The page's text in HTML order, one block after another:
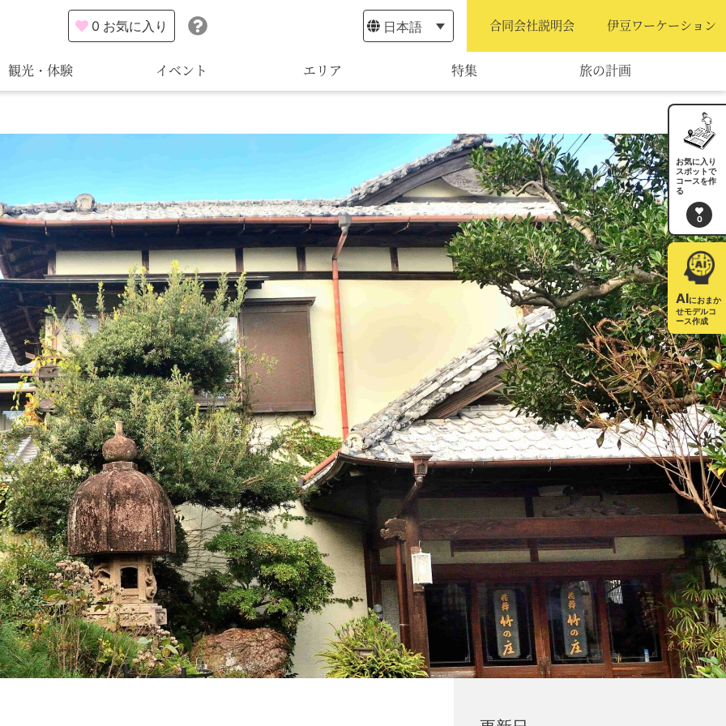
観光・体験 イベント エリア 特集 旅の計画
宿泊・予約
旅程作成
AIルートプランナー
アクセス
日本語 合同会社説明会 伊豆ワーケーション
0 お気に入り
お気に入り
スポットで
コースを作
る
0
AIにおまか
せモデルコ
ース作成